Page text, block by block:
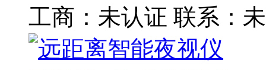
工商： 未认证 联系：